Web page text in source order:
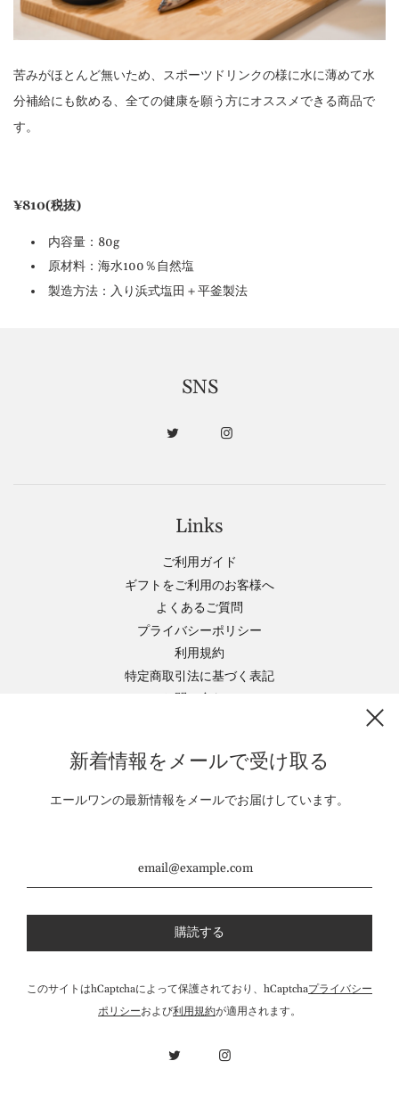
苦みがほとんど無いため、スポーツドリンクの様に水に薄めて水
分補給にも飲める、全ての健康を願う方にオススメできる商品で
す。
¥810(税抜)
内容量：80g
原材料：海水100％自然塩
製造方法：入り浜式塩田＋平釜製法
SNS
Links
ご利用ガイド
ギフトをご利用のお客様へ
よくあるご質問
プライバシーポリシー
利用規約
特定商取引法に基づく表記
Powered by Shopify
新着情報をメールで受け取る
エールワンの最新情報をメールでお届けしています。
このサイトはhCaptchaによって保護されており、hCaptchaプライバシー
ポリシーおよび利用規約が適用されます。